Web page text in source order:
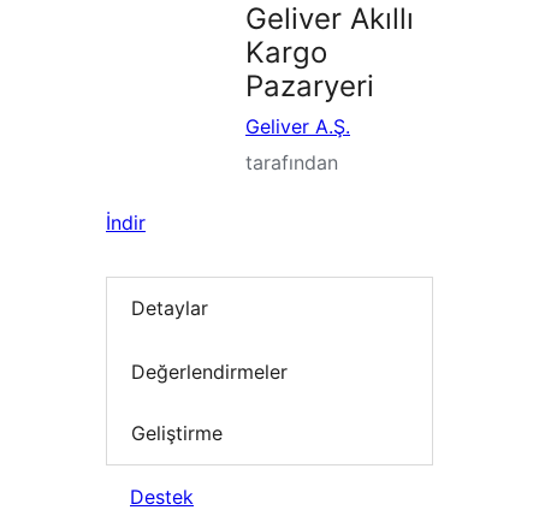
Geliver Akıllı
Kargo
Pazaryeri
Geliver A.Ş.
tarafından
İndir
Detaylar
Değerlendirmeler
Geliştirme
Destek